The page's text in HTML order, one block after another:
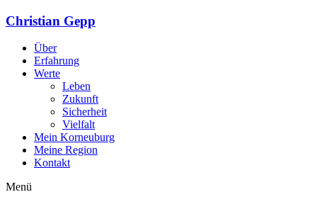
Christian Gepp
Über
Erfahrung
Werte
Leben
Zukunft
Sicherheit
Vielfalt
Mein Korneuburg
Meine Region
Kontakt
Menü